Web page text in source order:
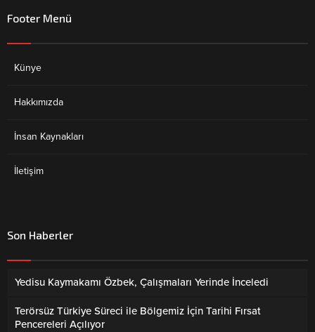
Footer Menü
Künye
Hakkımızda
İnsan Kaynakları
İletişim
Son Haberler
Yedisu Kaymakamı Özbek, Çalışmaları Yerinde İnceledi
Terörsüz Türkiye Süreci ile Bölgemiz İçin Tarihi Fırsat
Pencereleri Açılıyor